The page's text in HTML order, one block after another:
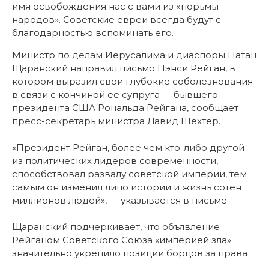
имя освобождения нас с вами из «тюрьмы
народов». Советские евреи всегда будут с
благодарностью вспоминать его.
Министр по делам Иерусалима и диаспоры Натан
Щаранский направил письмо Нэнси Рейган, в
котором выразил свои глубокие соболезнования
в связи с кончиной ее супруга — бывшего
президента США Рональда Рейгана, сообщает
пресс-секретарь министра Давид Шехтер.
«Президент Рейган, более чем кто-либо другой
из политических лидеров современности,
способствовал развалу советской империи, тем
самым он изменил лицо истории и жизнь сотен
миллионов людей», — указывается в письме.
Щаранский подчеркивает, что объявление
Рейганом Советского Союза «империей зла»
значительно укрепило позиции борцов за права